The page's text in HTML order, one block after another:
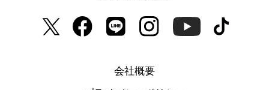
会社概要